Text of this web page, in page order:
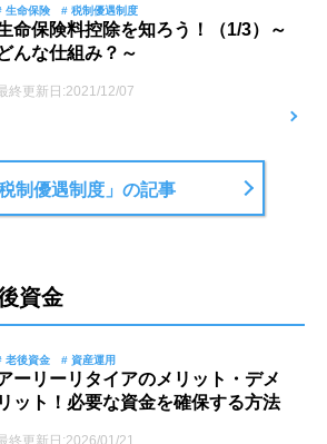
生命保険 # 税制優遇制度
命保険料控除を知ろう！（1/3）～
んな仕組み？～
終更新日:2021/12/07
税制優遇制度」の記事
資金
老後資金 # 資産運用
ーリーリタイアのメリット・デメ
リット！必要な資金を確保する方法
終更新日:2026/01/21